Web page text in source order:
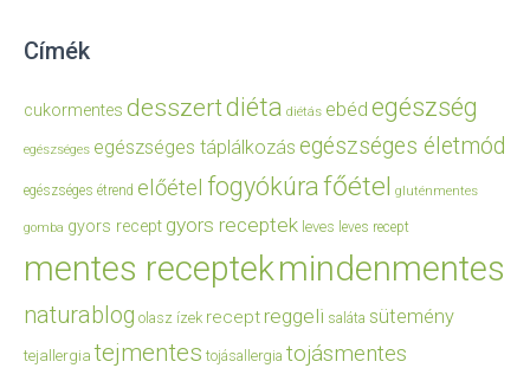
Címék
cukormentes desszertdiéta diétás ebéd egészség
egészséges egészséges táplálkozás egészséges életmód
egészséges étrend előétel fogyókúrafőétel gluténmentes
gomba gyors recept gyors receptek leves leves recept
mentes receptekmindenmentes
naturablog olasz ízek recept reggeli saláta sütemény
tejallergia tejmentes tojásallergia tojásmentes